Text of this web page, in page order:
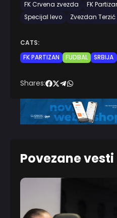
FK Crvena zvezda
FK
Specijal levo
Zvezdan Terzić
CATS:
FK PARTIZAN
FUDBAL SRBIJA
Shares:
Povezane vesti